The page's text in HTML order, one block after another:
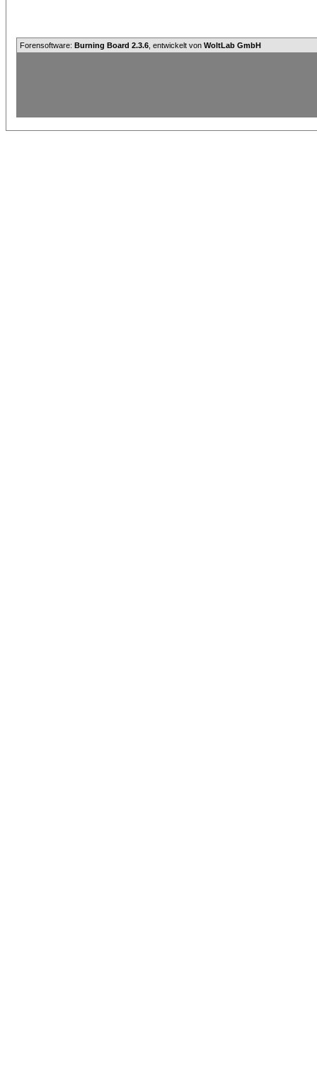
Forensoftware: Burning Board 2.3.6 , entwickelt von WoltLab GmbH